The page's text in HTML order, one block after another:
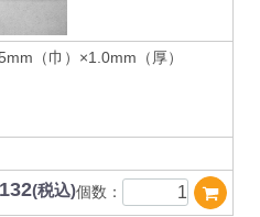
（巾）×1.0mm（厚）
(税込)個数：